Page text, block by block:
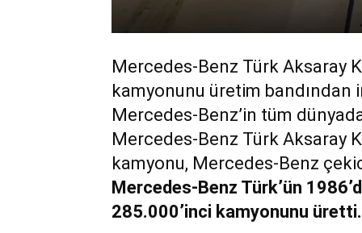
Mercedes-Benz Türk Aksaray
kamyonunu üretim bandından
Mercedes-Benz’in tüm
Mercedes-Benz Türk Aksaray
kamyonu, Mercedes-Benz
Mercedes-Benz Türk’ün
285.000’inci kamyonunu üretti.